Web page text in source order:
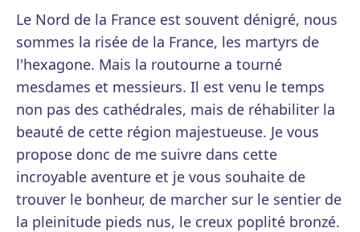
Le Nord de la France est souvent dénigré, nous
sommes la risée de la France, les martyrs de
l'hexagone. Mais la routourne a tourné
mesdames et messieurs. Il est venu le temps
non pas des cathédrales, mais de réhabiliter la
beauté de cette région majestueuse. Je vous
propose donc de me suivre dans cette
incroyable aventure et je vous souhaite de
trouver le bonheur, de marcher sur le sentier de
la pleinitude pieds nus, le creux poplité bronzé.